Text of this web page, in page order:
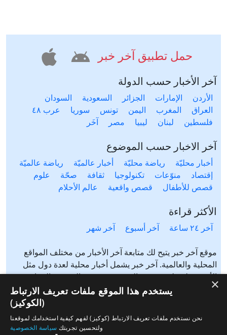
حمل تطبيق آخر خبر
آخر الأخبار حسب الدولة
الأردن الإمارات الجزائر السعودية
السودان
العراق
المغرب اليمن تونس سوريا
عرب ٤٨
فلسطين
لبنان ليبيا مصر آخَر
آخر الاخبار حسب الموضوع
أخبار محليّة رياضة محليّة أخبار عالميّة
رياضة عالميّة
إقتصاد
منوّعات تكنولوجيا ثقافة صحّة
علوم
قصص للأطفال
قصص واقعية عالم الأحلام
الأكثر قراءة
آخر ٢٤ ساعة آخر أسبوع آخر شهر
موقع آخر خبر يتيح لك متابعة آخر الأخبار من مختلف المواقع
المحلية والعالمية. آخر خبر يشمل أخبار محلية لعدة دول مثل
الأردن، فلسطين، مصر، السعودية، تونس، المغرب، الجزائر،
عرب ٤٨، لبنان، العراق، اليمن وغيرها آخر خبر يتيح متابعة أخبار
من شتى المواضيع مثل: أخبار محلية، أخبار عالمية، رياضة،
إقتصاد، ثقافة، منوعات وغيرها تابع الأخبار المحلية والعالمية من
مختلف المواقع الإخبارية: الجزيرة، العربية، بي بي سي، سي ان
×
يستخدم هذا الموقع ملفات تعريف الارتباط
(الكوكيز)
نحن نستخدم ملفات تعريف الارتباط (كوكيز) لفهم كيفية استخدامك لموقعنا
ولتحسين تجربتك سياسة الخصوصية